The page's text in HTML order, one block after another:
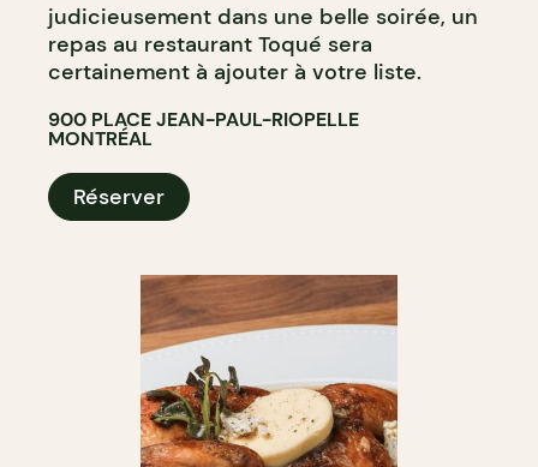
judicieusement dans une belle soirée, un
repas au restaurant Toqué sera
certainement à ajouter à votre liste.
900 PLACE JEAN-PAUL-RIOPELLE
MONTRÉAL
Réserver